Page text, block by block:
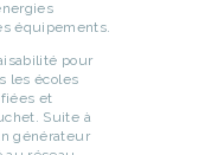
équipements.
pour
les écoles
et
Suite à
générateur